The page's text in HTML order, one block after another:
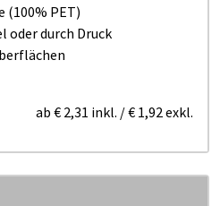
(100% PET)
oder durch Druck
ab € 2,31 inkl. /€ 1,92exkl.